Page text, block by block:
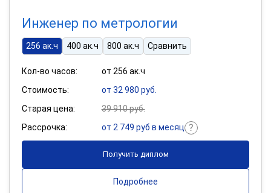
Инженер по метрологии
256 ак.ч 400 ак.ч 800 ак.ч Сравнить
Кол-во часов:
от 256 ак.ч
Стоимость:
от 32 980 руб.
Старая цена:
39 910 руб.
Рассрочка:
от 2 749 руб в месяц
Получить диплом
Подробнее